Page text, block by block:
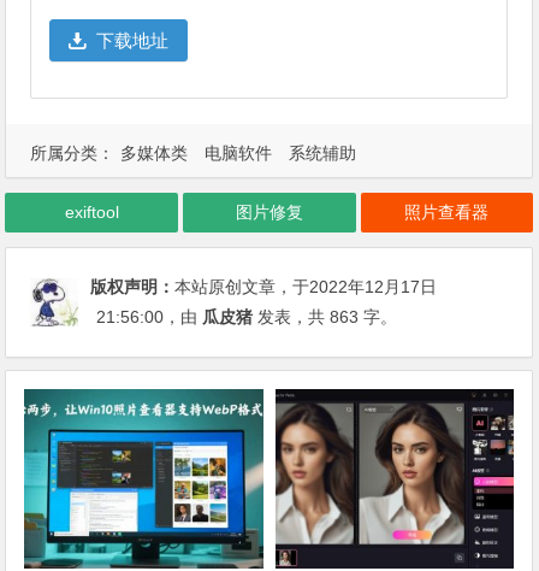
下载地址
所属分类： 多媒体类 电脑软件 系统辅助
exiftool 图片修复 照片查看器
版权声明：本站原创文章，于2022年12月17日
21:56:00 ，由 瓜皮猪 发表，共 863 字。